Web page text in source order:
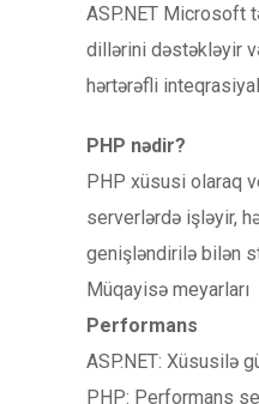
ASP.NET Microsoft
dillərini dəstəkləyir
hərtərəfli
PHP nədir?
PHP xüsusi olaraq
serverlərdə işləyir,
genişləndirilə bilən
Müqayisə meyarları
Performans
ASP.NET: Xüsusilə
PHP: Performans